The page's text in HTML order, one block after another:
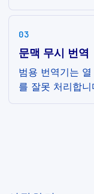
03
문맥 무시 번역
범용 번역기는
를 잘못 처리합니